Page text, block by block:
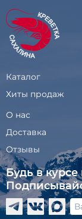
Каталог
Хиты продаж
О нас
Доставка
Отзывы
Будь в